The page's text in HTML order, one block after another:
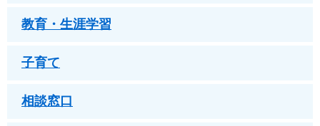
教育・生涯学習
子育て
相談窓口